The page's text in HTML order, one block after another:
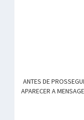
ANTES DE
APARECER A